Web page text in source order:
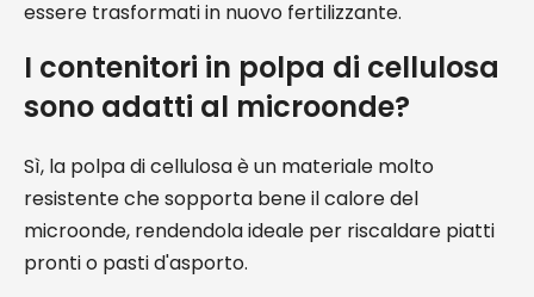
essere trasformati in nuovo fertilizzante.
I contenitori in polpa di cellulosa
sono adatti al microonde?
Sì, la polpa di cellulosa è un materiale molto
resistente che sopporta bene il calore del
microonde, rendendola ideale per riscaldare piatti
pronti o pasti d'asporto.